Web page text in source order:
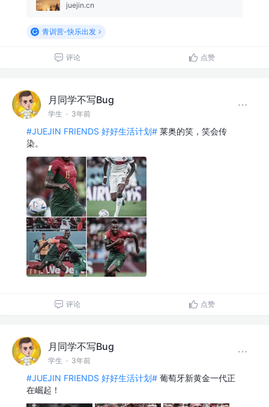
juejin.cn
青训营-快乐出发
评论 点赞
月同学不写Bug
学生 · 3年前
#JUEJIN FRIENDS 好好生活计划# 莱奥的笑，笑会传
染。
评论 点赞
月同学不写Bug
学生 · 3年前
#JUEJIN FRIENDS 好好生活计划# 葡萄牙新黄金一代正
在崛起！